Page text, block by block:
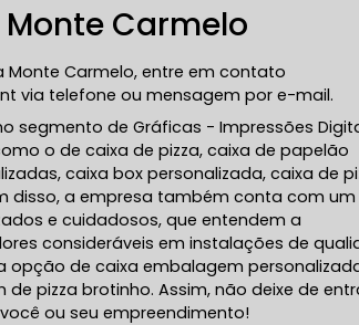
Carmelo
Carmelo, entre em contato
via telefone ou mensagem por e-mail.
segmento de Gráficas - Impressões
o de caixa de pizza, caixa de papelão
caixa box personalizada, caixa de
disso, a empresa também conta com um
e cuidadosos, que entendem a
consideráveis em instalações de
de caixa embalagem
pizza brotinho. Assim, não deixe de
ou seu empreendimento!